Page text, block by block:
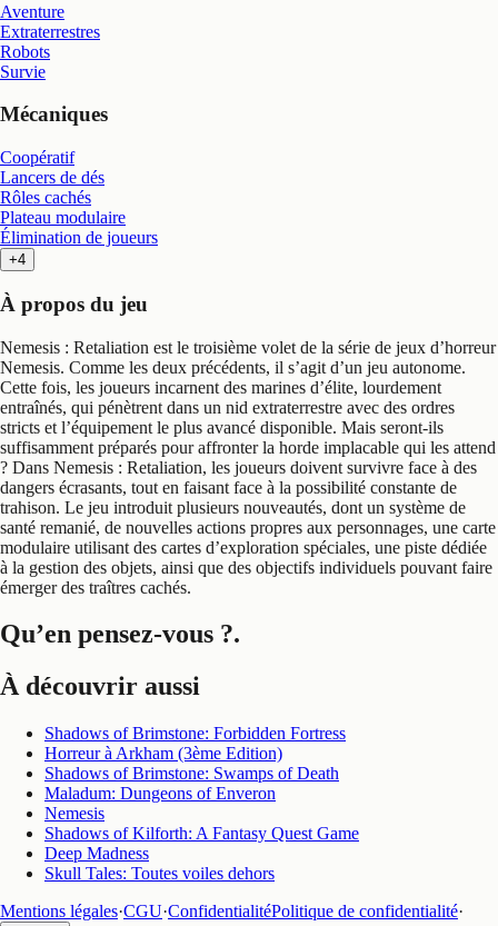
Aventure
Extraterrestres
Robots
Survie
Mécaniques
Coopératif
Lancers de dés
Rôles cachés
Plateau modulaire
Élimination de joueurs
+4
À propos du jeu
Nemesis : Retaliation est le troisième volet de la série de jeux d’horreur
Nemesis. Comme les deux précédents, il s’agit d’un jeu autonome.
Cette fois, les joueurs incarnent des marines d’élite, lourdement
entraînés, qui pénètrent dans un nid extraterrestre avec des ordres
stricts et l’équipement le plus avancé disponible. Mais seront-ils
suffisamment préparés pour affronter la horde implacable qui les attend
? Dans Nemesis : Retaliation, les joueurs doivent survivre face à des
dangers écrasants, tout en faisant face à la possibilité constante de
trahison. Le jeu introduit plusieurs nouveautés, dont un système de
santé remanié, de nouvelles actions propres aux personnages, une carte
modulaire utilisant des cartes d’exploration spéciales, une piste dédiée
à la gestion des objets, ainsi que des objectifs individuels pouvant faire
émerger des traîtres cachés.
Qu’en pensez-vous ?.
À découvrir aussi
Shadows of Brimstone: Forbidden Fortress
Horreur à Arkham (3ème Edition)
Shadows of Brimstone: Swamps of Death
Maladum: Dungeons of Enveron
Nemesis
Shadows of Kilforth: A Fantasy Quest Game
Deep Madness
Skull Tales: Toutes voiles dehors
Mentions légales·CGU·ConfidentialitéPolitique de confidentialité·